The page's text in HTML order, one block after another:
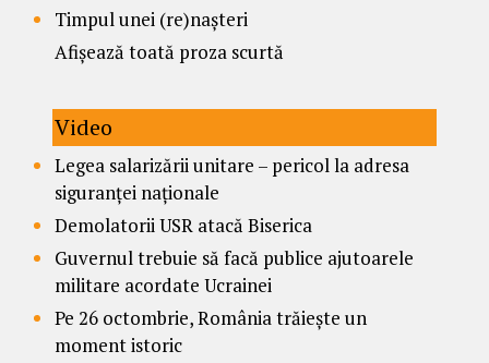
Timpul unei (re)nașteri
Afișează toată proza scurtă
Video
Legea salarizării unitare – pericol la adresa
siguranței naționale
Demolatorii USR atacă Biserica
Guvernul trebuie să facă publice ajutoarele
militare acordate Ucrainei
Pe 26 octombrie, România trăiește un
moment istoric